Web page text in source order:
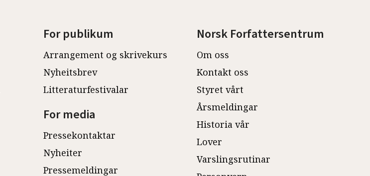
For publikum
Arrangement og skrivekurs
Nyheitsbrev
Litteraturfestivalar
For media
Pressekontaktar
Nyheiter
Pressemeldingar
Norsk Forfattersentrum
Om oss
Kontakt oss
Styret vårt
Årsmeldingar
Historia vår
Lover
Varslingsrutinar